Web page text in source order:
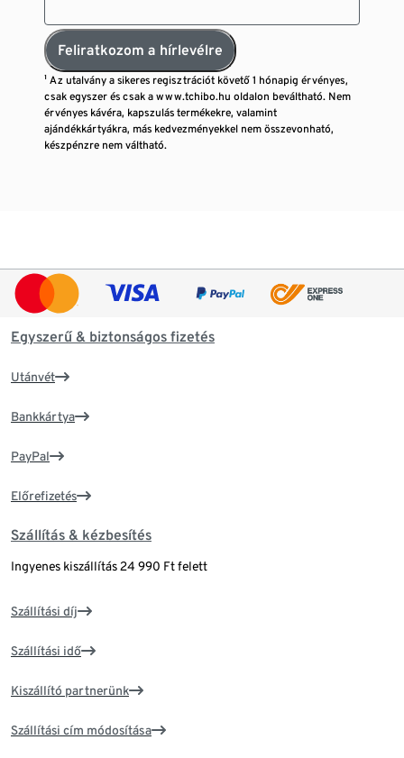
Feliratkozom a hírlevélre
¹ Az utalvány a sikeres regisztrációt követő 1 hónapig érvényes,
csak egyszer és csak a www.tchibo.hu oldalon beváltható. Nem
érvényes kávéra, kapszulás termékekre, valamint
ajándékkártyákra, más kedvezményekkel nem összevonható,
készpénzre nem váltható.
Egyszerű & biztonságos fizetés
Utánvét
Bankkártya
PayPal
Előrefizetés
Szállítás & kézbesítés
Ingyenes kiszállítás 24 990 Ft felett
Szállítási díj
Szállítási idő
Kiszállító partnerünk
Szállítási cím módosítása